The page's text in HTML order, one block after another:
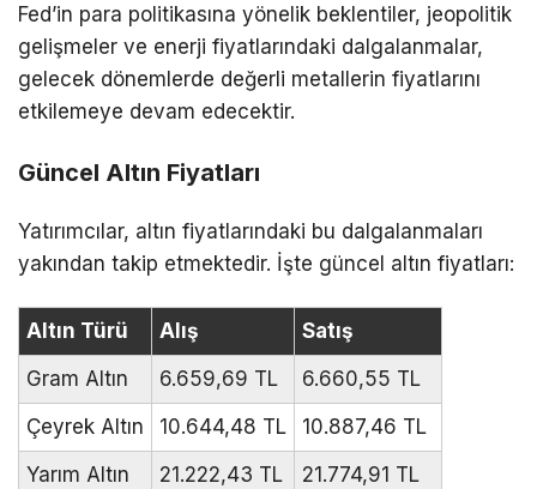
Fed’in para politikasına yönelik beklentiler, jeopolitik
gelişmeler ve enerji fiyatlarındaki dalgalanmalar,
gelecek dönemlerde değerli metallerin fiyatlarını
etkilemeye devam edecektir.
Güncel Altın Fiyatları
Yatırımcılar, altın fiyatlarındaki bu dalgalanmaları
yakından takip etmektedir. İşte güncel altın fiyatları:
Altın Türü Alış
Satış
Gram Altın
6.659,69 TL
6.660,55 TL
Çeyrek Altın
10.644,48 TL
10.887,46 TL
Yarım Altın
21.222,43 TL
21.774,91 TL